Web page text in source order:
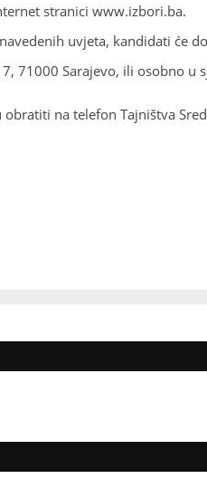
stranici www.izbori.ba.
uvjeta, kandidati
71000 Sarajevo, ili osobno
na telefon Tajništva